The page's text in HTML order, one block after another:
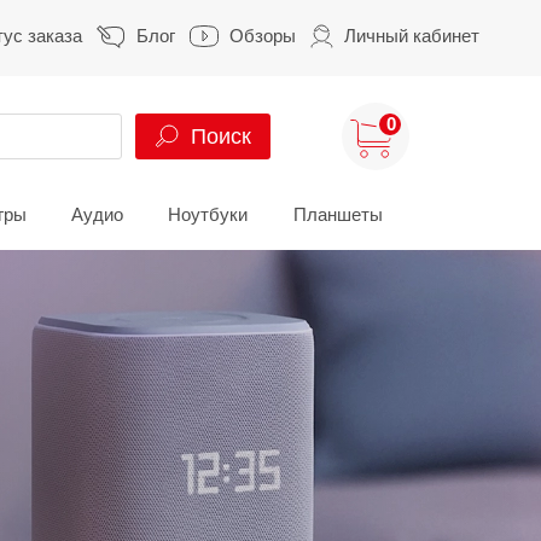
заказа Блог Обзоры Личный кабинет
Поиск
0
HUAWEI Pura
HUAWEI Nova
HUAWEI Mate
HONOR 400
HONOR 600
HONOR Magic
HONOR X
Аудио Ноутбуки Планшеты